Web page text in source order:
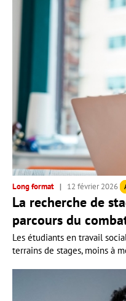
Long format 12 février 2026
La recherche de
parcours du
Les étudiants en travail
terrains de stages, moins à